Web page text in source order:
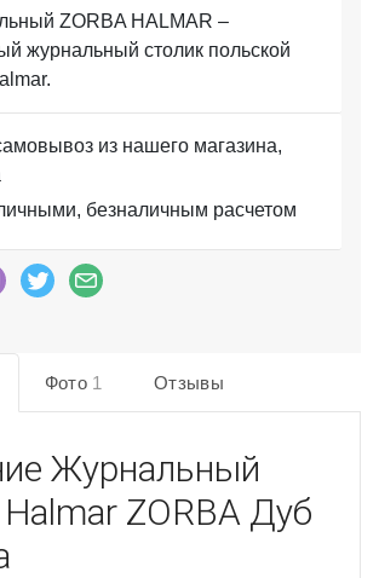
ZORBA HALMAR –
журнальный столик польской
из нашего магазина,
безналичным расчетом
Фото 1 Отзывы
Журнальный
ZORBA Дуб